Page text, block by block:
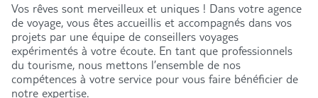
Vos rêves sont merveilleux et uniques ! Dans votre agence
de voyage, vous êtes accueillis et accompagnés dans vos
projets par une équipe de conseillers voyages
expérimentés à votre écoute. En tant que professionnels
du tourisme, nous mettons l’ensemble de nos
compétences à votre service pour vous faire bénéficier de
notre expertise.